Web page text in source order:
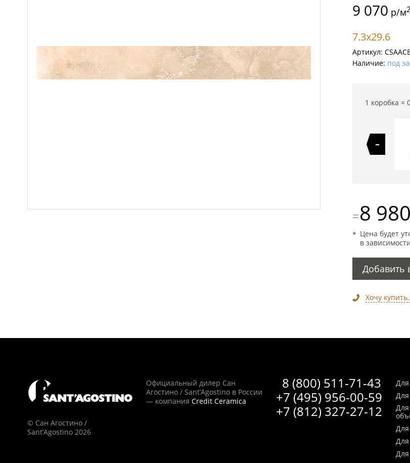
9 070 р/м2
7.3x29.6
Артикул:
Наличие: под
1 коробка =
-
=8 980
Цена будет
в
Добавить
Хочу
© Сан Агостино /
Sant’Agostino 2026
8 (800) 511-71-43
+7 (495) 956-00-59
+7 (812) 327-27-12
Официальный дилер Сан
Агостино / Sant’Agostino в России
— компания Credit Ceramica